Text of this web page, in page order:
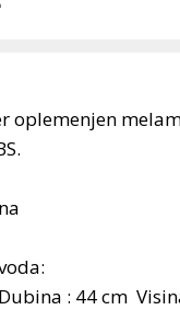
oplemenjen
: 44 cm